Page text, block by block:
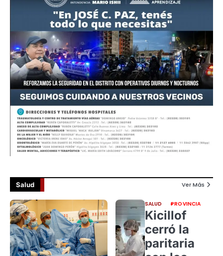
Salud Ver Más
SALUD PROVINCIA
Kicillof
cerró la
paritaria